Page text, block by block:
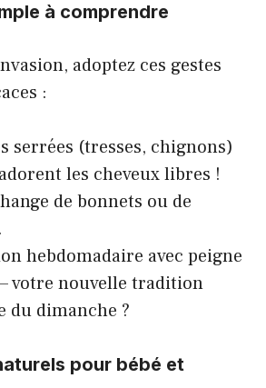
à comprendre
adoptez ces gestes
:
serrées (tresses, chignons)
les cheveux libres !
de bonnets ou de
hebdomadaire avec peigne
votre nouvelle tradition
du dimanche ?
pour bébé et